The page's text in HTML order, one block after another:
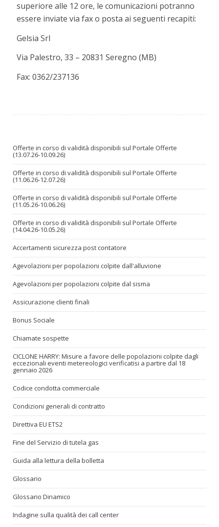
superiore alle 12 ore, le comunicazioni potranno
essere inviate via fax o posta ai seguenti recapiti:
Gelsia Srl
Via Palestro, 33 – 20831 Seregno (MB)
Fax: 0362/237136
Offerte in corso di validità disponibili sul Portale Offerte
(13.07.26-10.09.26)
Offerte in corso di validità disponibili sul Portale Offerte
(11.06.26-12.07.26)
Offerte in corso di validità disponibili sul Portale Offerte
(11.05.26-10.06.26)
Offerte in corso di validità disponibili sul Portale Offerte
(14.04.26-10.05.26)
Accertamenti sicurezza post contatore
Agevolazioni per popolazioni colpite dall'alluvione
Agevolazioni per popolazioni colpite dal sisma
Assicurazione clienti finali
Bonus Sociale
Chiamate sospette
CICLONE HARRY: Misure a favore delle popolazioni colpite dagli
eccezionali eventi metereologici verificatisi a partire dal 18
gennaio 2026
Codice condotta commerciale
Condizioni generali di contratto
Direttiva EU ETS2
Fine del Servizio di tutela gas
Guida alla lettura della bolletta
Glossario
Glossario Dinamico
Indagine sulla qualità dei call center